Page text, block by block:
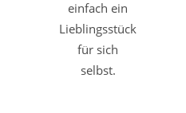
einfach ein
Lieblingsstück
für sich
selbst.